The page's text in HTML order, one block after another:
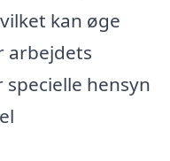
kan øge
arbejdets
hensyn